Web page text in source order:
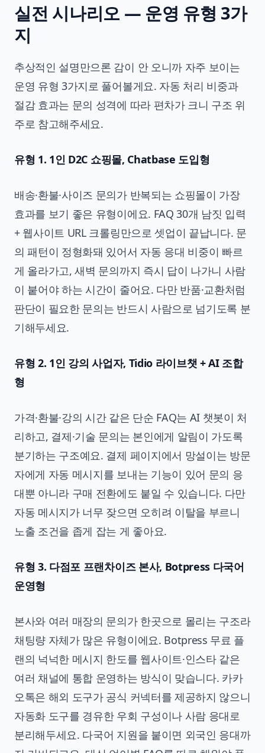
실전 시나리오 — 운영 유형 3가
지
추상적인 설명만으론 감이 안 오니까 자주 보이는
운영 유형 3가지로 풀어볼게요. 자동 처리 비중과
절감 효과는 문의 성격에 따라 편차가 크니 구조 위
주로 참고해주세요.
유형 1. 1인 D2C 쇼핑몰, Chatbase 도입형
배송·환불·사이즈 문의가 반복되는 쇼핑몰이 가장
효과를 보기 좋은 유형이에요. FAQ 30개 남짓 입력
+ 웹사이트 URL 크롤링만으로 셋업이 끝납니다. 문
의 패턴이 정형화돼 있어서 자동 응대 비중이 빠르
게 올라가고, 새벽 문의까지 즉시 답이 나가니 사람
이 붙어야 하는 시간이 줄어요. 다만 반품·교환처럼
판단이 필요한 문의는 반드시 사람으로 넘기도록 분
기해두세요.
유형 2. 1인 강의 사업자, Tidio 라이브챗 + AI 조합
형
가격·환불·강의 시간 같은 단순 FAQ는 AI 챗봇이 처
리하고, 결제·기술 문의는 본인에게 알림이 가도록
분기하는 구조예요. 결제 페이지에서 망설이는 방문
자에게 자동 메시지를 보내는 기능이 있어 문의 응
대뿐 아니라 구매 전환에도 붙일 수 있습니다. 다만
자동 메시지가 너무 잦으면 오히려 이탈을 부르니
노출 조건을 좁게 잡는 게 좋아요.
유형 3. 다점포 프랜차이즈 본사, Botpress 다국어
운영형
본사와 여러 매장의 문의가 한곳으로 몰리는 구조라
채팅량 자체가 많은 유형이에요. Botpress 무료 플
랜의 넉넉한 메시지 한도를 웹사이트·인스타 같은
여러 채널에 통합 운영하는 방식이 맞습니다. 카카
오톡은 해외 도구가 공식 커넥터를 제공하지 않으니
자동화 도구를 경유한 우회 구성이나 사람 응대로
분리해두세요. 다국어 지원을 붙이면 외국인 응대까